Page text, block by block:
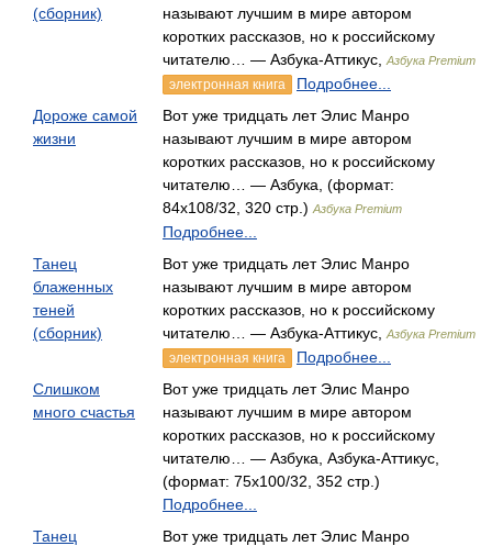
(сборник)
называют лучшим в мире автором
коротких рассказов, но к российскому
читателю… — Азбука-Аттикус,
Азбука Premium
электронная книга
Подробнее...
Дороже самой
жизни
Вот уже тридцать лет Элис Манро
называют лучшим в мире автором
коротких рассказов, но к российскому
читателю… — Азбука, (формат:
84x108/32, 320 стр.) Азбука Premium
Подробнее...
Танец
блаженных
теней
(сборник)
Вот уже тридцать лет Элис Манро
называют лучшим в мире автором
коротких рассказов, но к российскому
читателю… — Азбука-Аттикус,
Азбука Premium
электронная книга
Подробнее...
Слишком
много счастья
Вот уже тридцать лет Элис Манро
называют лучшим в мире автором
коротких рассказов, но к российскому
читателю… — Азбука, Азбука-Аттикус,
(формат: 75x100/32, 352 стр.)
Подробнее...
Танец
Вот уже тридцать лет Элис Манро